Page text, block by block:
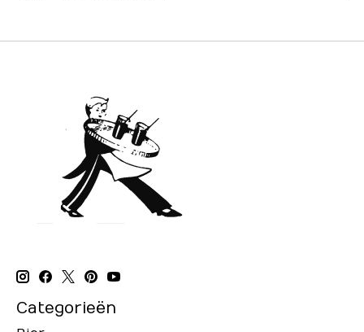
Categorieën